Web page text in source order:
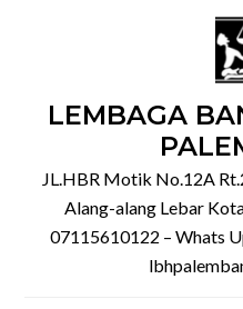
LEMBAGA
JL.HBR Motik No.12A
Alang-alang Lebar
07115610122 – Whats